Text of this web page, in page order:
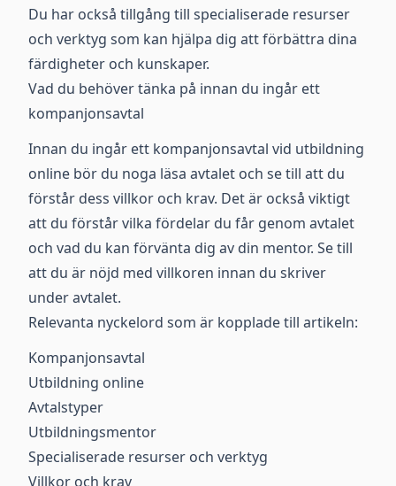
Du har också tillgång till specialiserade resurser
och verktyg som kan hjälpa dig att förbättra dina
färdigheter och kunskaper.
Vad du behöver tänka på innan du ingår ett
kompanjonsavtal
Innan du ingår ett kompanjonsavtal vid utbildning
online bör du noga läsa avtalet och se till att du
förstår dess villkor och krav. Det är också viktigt
att du förstår vilka fördelar du får genom avtalet
och vad du kan förvänta dig av din mentor. Se till
att du är nöjd med villkoren innan du skriver
under avtalet.
Relevanta nyckelord som är kopplade till artikeln:
Kompanjonsavtal
Utbildning online
Avtalstyper
Utbildningsmentor
Specialiserade resurser och verktyg
Villkor och krav